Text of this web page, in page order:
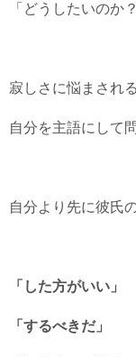
「どうしたいのか
寂しさに悩まされ
自分を主語にして
自分より先に彼氏
「した方がいい」
「するべきだ」